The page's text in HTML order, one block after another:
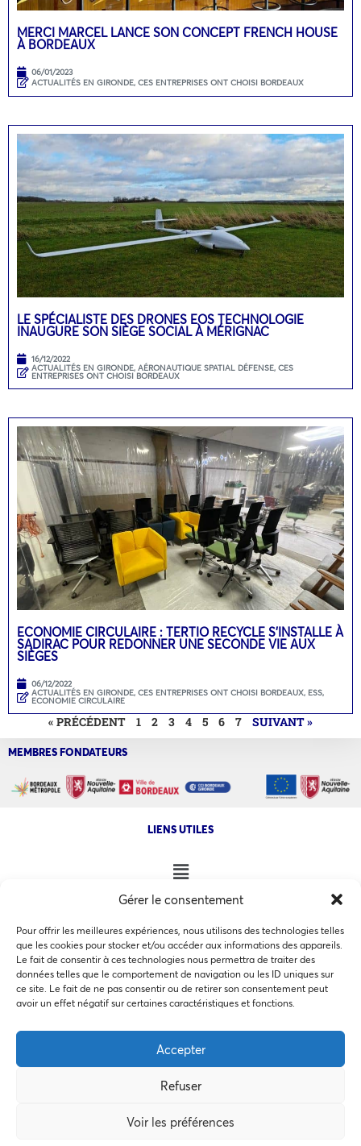
Gérer le consentement
Pour offrir les meilleures expériences, nous utilisons des technologies telles
que les cookies pour stocker et/ou accéder aux informations des appareils.
Le fait de consentir à ces technologies nous permettra de traiter des
données telles que le comportement de navigation ou les ID uniques sur
ce site. Le fait de ne pas consentir ou de retirer son consentement peut
avoir un effet négatif sur certaines caractéristiques et fonctions.
Accepter
Refuser
Voir les préférences
Ce site utilise des cookies pour les statistiques et pour
politique de confidentialité
Accepter
Refuser
Préférences des cookies
MERCI MARCEL LANCE SON CONCEPT FRENCH HOUSE
À BORDEAUX
06/01/2023
ACTUALITÉS EN GIRONDE, CES ENTREPRISES ONT CHOISI BORDEAUX
LE SPÉCIALISTE DES DRONES EOS TECHNOLOGIE
INAUGURE SON SIÈGE SOCIAL À MÉRIGNAC
16/12/2022
ACTUALITÉS EN GIRONDE, AÉRONAUTIQUE SPATIAL DÉFENSE, CES
ENTREPRISES ONT CHOISI BORDEAUX
ECONOMIE CIRCULAIRE : TERTIO RECYCLE S’INSTALLE À
SADIRAC POUR REDONNER UNE SECONDE VIE AUX
SIÈGES
06/12/2022
ACTUALITÉS EN GIRONDE, CES ENTREPRISES ONT CHOISI BORDEAUX, ESS,
ECONOMIE CIRCULAIRE
« PRÉCÉDENT 1 2 3 4 5 6 7 SUIVANT »
MEMBRES FONDATEURS
LIENS UTILES
NOS AUTRES SITES
COPYRIGHT @ 2026 - INVEST IN BORDEAUX - 32 Allées d'Orléans